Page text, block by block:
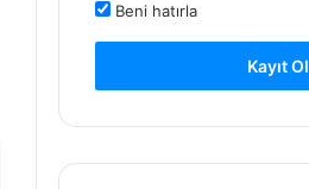
Beni hatırla
Kayıt Ol